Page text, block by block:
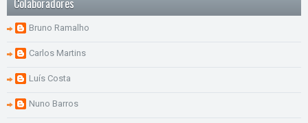
Colaboradores
Bruno Ramalho
Carlos Martins
Luís Costa
Nuno Barros